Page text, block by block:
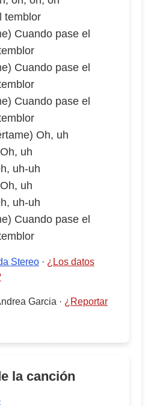
temblor
Cuando pase el
Cuando pase el
Cuando pase el
Oh, uh
Oh, uh
uh-uh
Oh, uh
uh-uh
Cuando pase el
Stereo · ¿Los datos
Garcia · ¿Reportar
la canción